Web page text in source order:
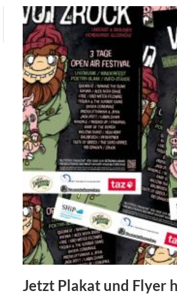
teurer
-
Das
Wutzrock-
Soli-
Bier
Jetzt Plakat und Flyer